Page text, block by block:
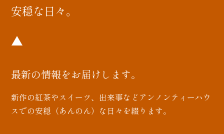
安穏な日々。
最新の情報をお届けします。
新作の紅茶やスイーツ、出来事などアンノンティーハウ
スでの安穏（あんのん）な日々を綴ります。